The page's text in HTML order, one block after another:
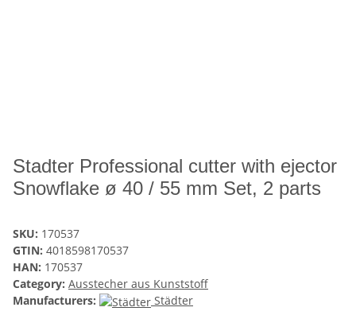
Stadter Professional cutter with ejector
Snowflake ø 40 / 55 mm Set, 2 parts
SKU: 170537
GTIN: 4018598170537
HAN: 170537
Category: Ausstecher aus Kunststoff
Manufacturers:
Städter